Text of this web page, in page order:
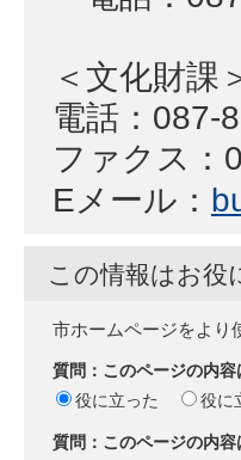
＜文化財課
電話：087-
ファクス：
Eメール：
この情報はお役
市ホームページをより
質問：このページの内
役に立った
役に
質問：このページの内